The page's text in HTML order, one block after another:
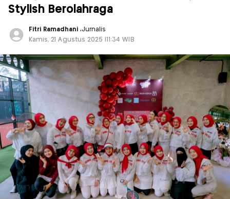
Stylish Berolahraga
Fitri Ramadhani ,Jurnalis
Kamis, 21 Agustus 2025 |11:34 WIB